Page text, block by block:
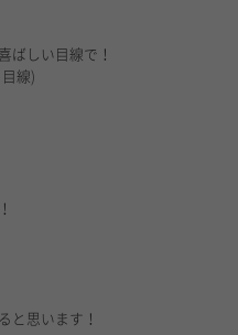
ばしい目線で！
線)
と思います！